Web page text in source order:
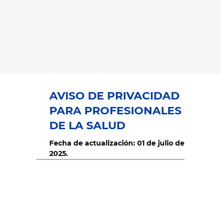
AVISO DE PRIVACIDAD
PARA PROFESIONALES
DE LA SALUD
Fecha de actualización: 01 de julio de
2025.